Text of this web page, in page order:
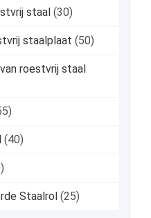
staal (30)
staalplaat (50)
roestvrij staal
(40)
Staalrol (25)